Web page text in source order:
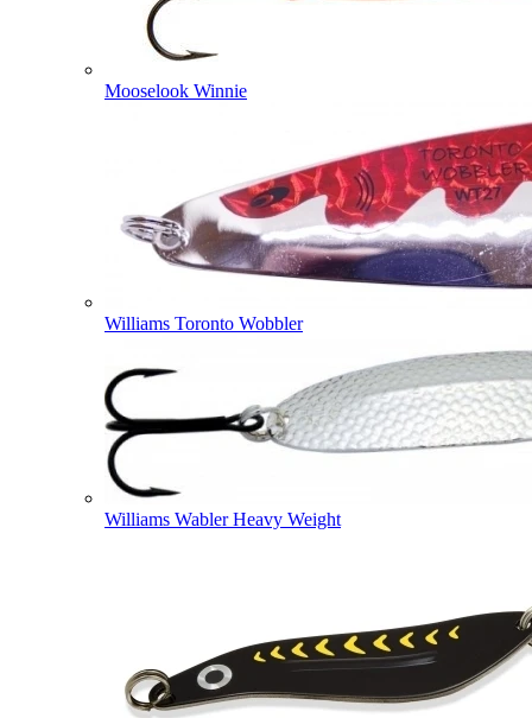
Mooselook Winnie
Williams Toronto Wobbler
Williams Wabler Heavy Weight